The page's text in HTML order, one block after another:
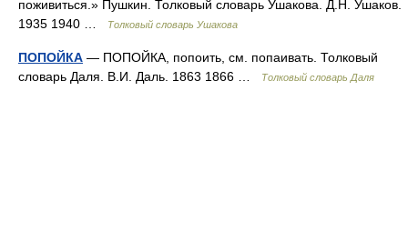
поживиться.» Пушкин. Толковый словарь Ушакова. Д.Н. Ушаков.
1935 1940 …
Толковый словарь Ушакова
ПОПОЙКА — ПОПОЙКА, попоить, см. попаивать. Толковый
словарь Даля. В.И. Даль. 1863 1866 …
Толковый словарь Даля